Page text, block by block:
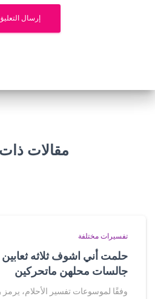
مقالات
تفسيرات مختلفة
حلمت أني اشوف ثلاثه ثعابين
جالسات محلهن ماتحركين
وفقًا لموسوعات تفسير الأحلام، يرمز